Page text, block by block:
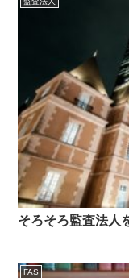
そろそろ監査法人
FAS